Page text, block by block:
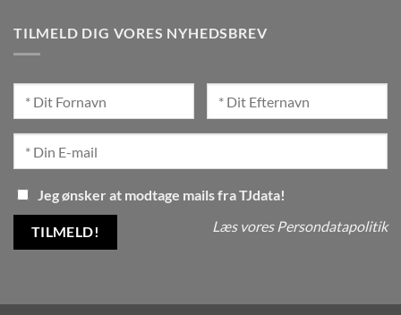
TILMELD DIG VORES NYHEDSBREV
Jeg ønsker at modtage mails fra TJdata!
Læs vores Persondatapolitik